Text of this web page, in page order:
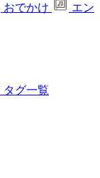
おでかけ
エン
タグ一覧